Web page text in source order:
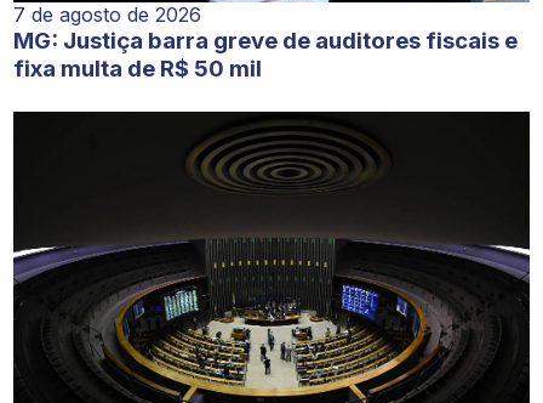
7 de agosto de 2026
MG: Justiça barra greve de auditores fiscais e
fixa multa de R$ 50 mil